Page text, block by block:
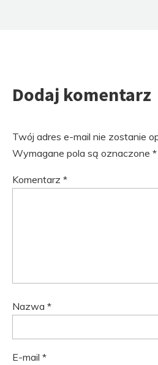
Dodaj komentarz
Twój adres e-mail nie zostanie
Wymagane pola są oznaczone *
Komentarz *
Nazwa *
E-mail *